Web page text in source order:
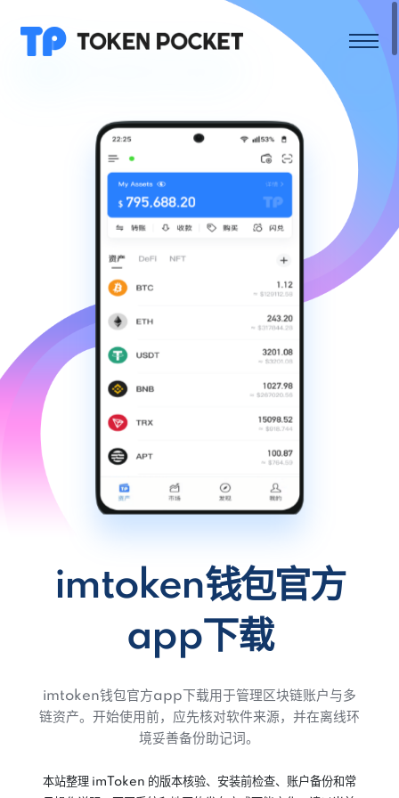
imtoken钱包官方
app下载
imtoken钱包官方app下载用于管理区块链账户与多
链资产。开始使用前，应先核对软件来源，并在离线环
境妥善备份助记词。
本站整理 imToken 的版本核验、安装前检查、账户备份和常